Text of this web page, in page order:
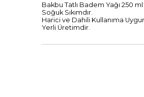
Bakbu Tatlı Badem Yağı 250 ml
Soğuk Sıkımdır.
Harici ve Dahili Kullanıma
Yerli Üretimdir.